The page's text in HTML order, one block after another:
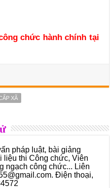
chức hành chính tại
XÃ
pháp luật, bài giảng
liệu thi Công chức, Viên
ngạch công chức... Liên
Điện thoại,